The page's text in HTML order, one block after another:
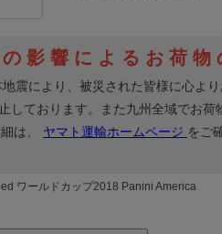
ワールドカップ2018 Panini America